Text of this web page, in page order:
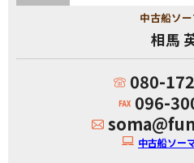
中古船ソ
相馬
080-
096-
中古船ソー